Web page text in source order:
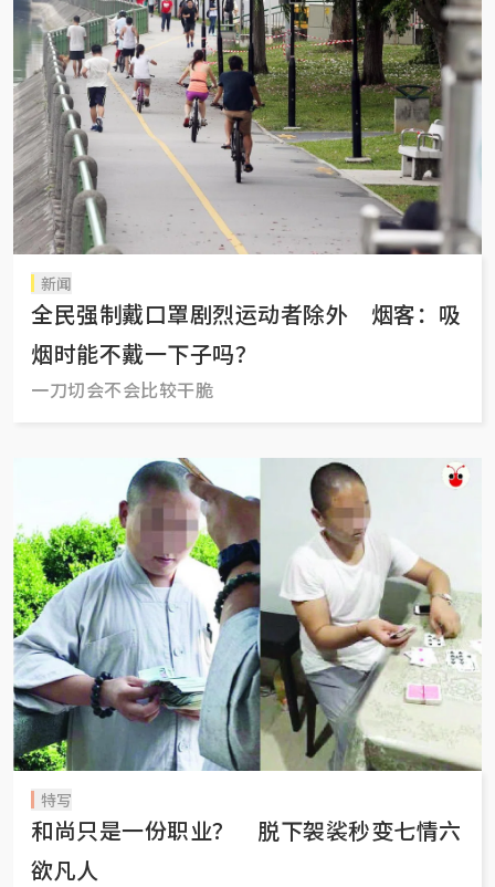
新闻
全民强制戴口罩剧烈运动者除外 烟客：吸
烟时能不戴一下子吗？
一刀切会不会比较干脆
特写
和尚只是一份职业？ 脱下袈裟秒变七情六
欲凡人